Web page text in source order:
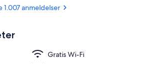
Bar (på overnatningsstedet)
1.007 anmeldelser
Gratis Wi-Fi